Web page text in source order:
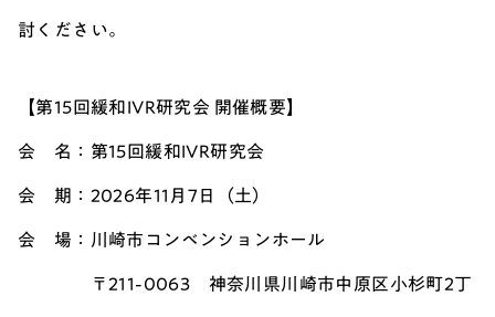
討ください。
【第15回緩和IVR研究会 開催概要】
会 名：第15回緩和IVR研究会
会 期：2026年11月7日（土）
会 場：川崎市コンベンションホール
〒211-0063 神奈川県川崎市中原区小杉町2丁